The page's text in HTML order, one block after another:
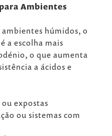
Ambientes
húmidos, o
a escolha mais
o que aumenta
a ácidos e
expostas
ou sistemas com